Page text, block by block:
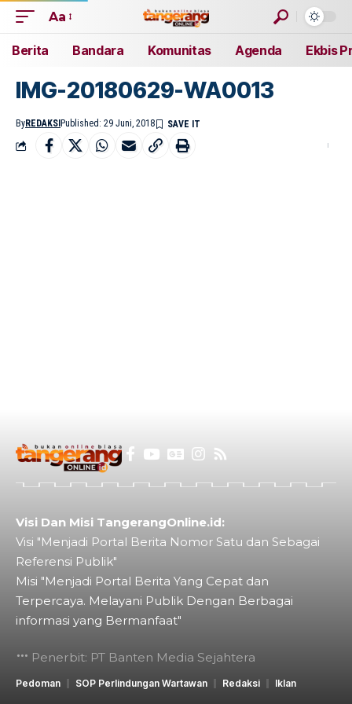
Aa
Berita Bandara Komunitas Agenda Ekbis
IMG-20180629-WA0013
ByREDAKSI Published: 29 Juni, 2018
Visi Dan Misi TangerangOnline.id:
Visi "Menjadi Portal Berita Nomor Satu dan Sebagai
Referensi Publik"
Misi "Menjadi Portal Berita Yang Cepat dan
Terpercaya. Melayani Publik Dengan Berbagai
informasi yang Bermanfaat"
Penerbit: PT Banten Media Sejahtera
Pedoman SOP Perlindungan Wartawan Redaksi Iklan